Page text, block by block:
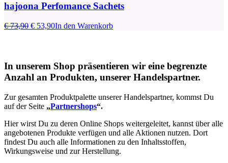
hajoona Perfomance Sachets
€73,90 Ursprünglicher
€ 53,90Aktueller
In den Warenkorb
In unserem Shop präsentieren wir eine begrenzte
Anzahl an Produkten, unserer Handelspartner.
Zur gesamten Produktpalette unserer Handelspartner, kommst Du
auf der Seite „Partnershops“.
Hier wirst Du zu deren Online Shops weitergeleitet, kannst über alle
angebotenen Produkte verfügen und alle Aktionen nutzen. Dort
findest Du auch alle Informationen zu den Inhaltsstoffen,
Wirkungsweise und zur Herstellung.